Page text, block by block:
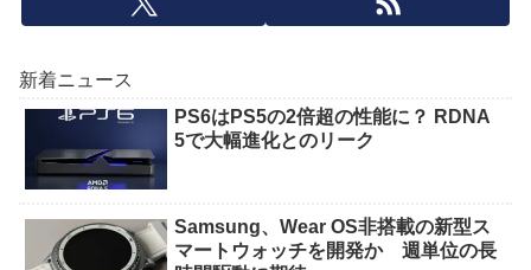
新着ニュース
PS6はPS5の2倍超の性能に？ RDNA
5で大幅進化とのリーク
Samsung、Wear OS非搭載の新型ス
マートウォッチを開発か 週単位の長